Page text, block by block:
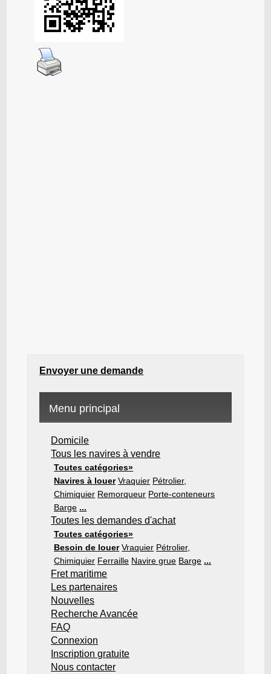
Envoyer une demande
Menu principal
Domicile
Tous les navires à vendre
Toutes catégories»
Navires à louer Vraquier Pétrolier,
Chimiquier Remorqueur Porte-conteneurs
Barge ...
Toutes les demandes d'achat
Toutes catégories»
Besoin de louer Vraquier Pétrolier,
Chimiquier Ferraille Navire grue Barge ...
Fret maritime
Les partenaires
Nouvelles
Recherche Avancée
FAQ
Connexion
Inscription gratuite
Nous contacter